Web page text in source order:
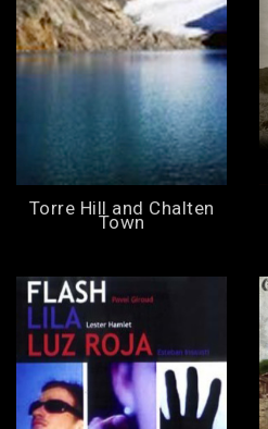
Torre Hill and Chalten
Town